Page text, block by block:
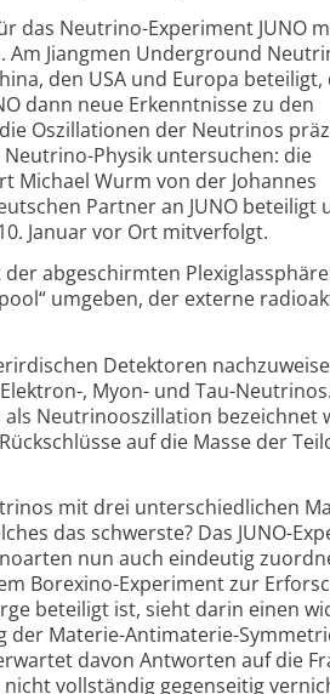
das Neutrino-Experiment JUNO
Jiangmen Underground
den USA und Europa beteiligt,
dann neue Erkenntnisse zu den
Oszillationen der Neutrinos
Physik untersuchen: die
Michael Wurm von der Johannes
Partner an JUNO beteiligt
Januar vor Ort mitverfolgt.
abgeschirmten
umgeben, der externe
Detektoren
, Myon- und Tau-
Neutrinooszillation bezeichnet
auf die Masse der
mit drei unterschiedlichen
das schwerste? Das JUNO-
nun auch eindeutig
Borexino-Experiment zur
beteiligt ist, sieht darin einen
Materie-Antimaterie-
davon Antworten auf die
vollständig gegenseitig